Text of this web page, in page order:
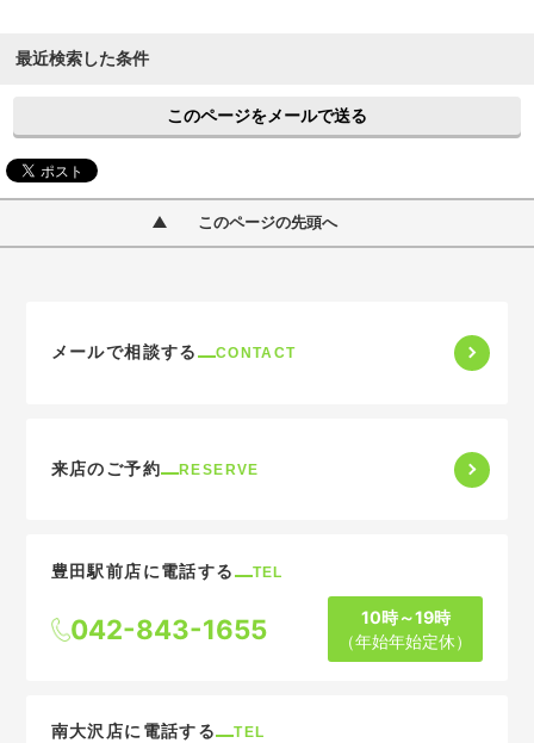
最近検索した条件
このページをメールで送る
このページの先頭へ
メールで相談する CONTACT
来店のご予約 RESERVE
豊田駅前店に電話する TEL
042-843-1655
10時～19時
（年始年始定休）
南大沢店に電話する TEL